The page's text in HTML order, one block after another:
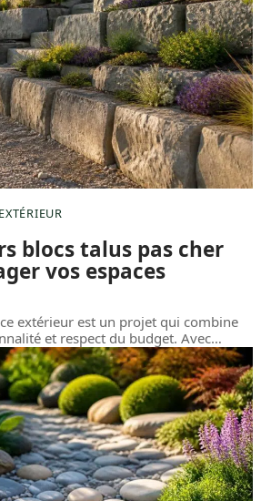
blocs talus pas cher
vos espaces
extérieur est un projet qui combine
et respect du budget. Avec…